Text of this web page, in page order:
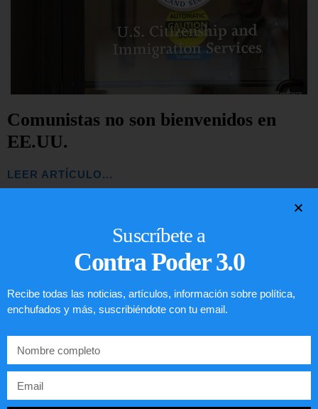
Comunistas no son bienvenidos en
EE.UU.
LEER ARTÍCULO...
Suscríbete a
Contra Poder 3.0
Recibe todas las noticias, artículos, información sobre política,
enchufados y más, suscribiéndote con tu email.